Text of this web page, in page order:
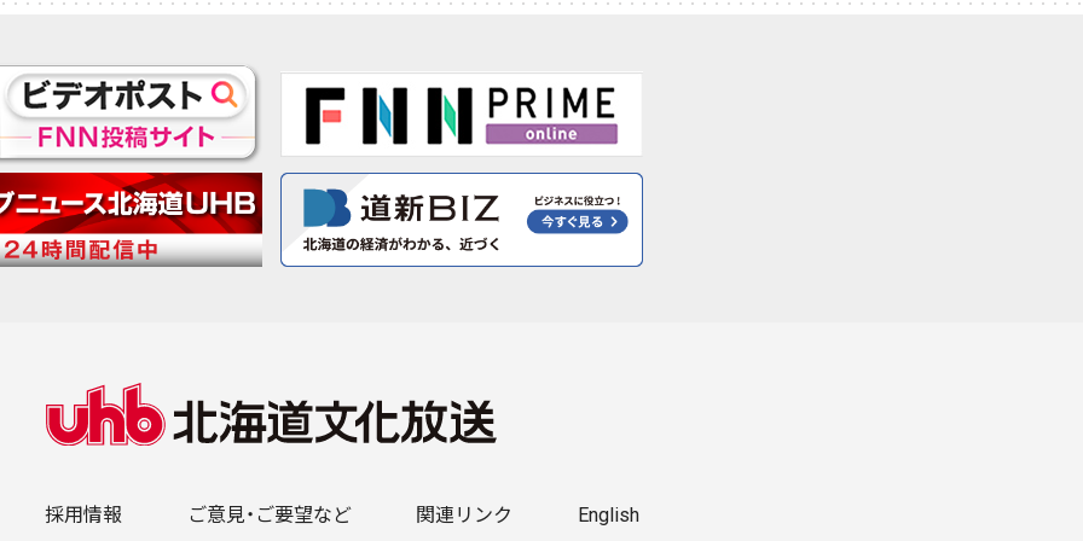
採用情報 ご意見・ご要望など 関連リンク English